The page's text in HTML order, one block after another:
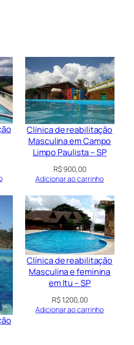
Clínica de reabilitação
Masculina em Campo
Limpo Paulista – SP
R$900,00
Adicionar ao carrinho
Clínica de reabilitação
Masculina e feminina
em Itu – SP
R$1.200,00
Adicionar ao carrinho